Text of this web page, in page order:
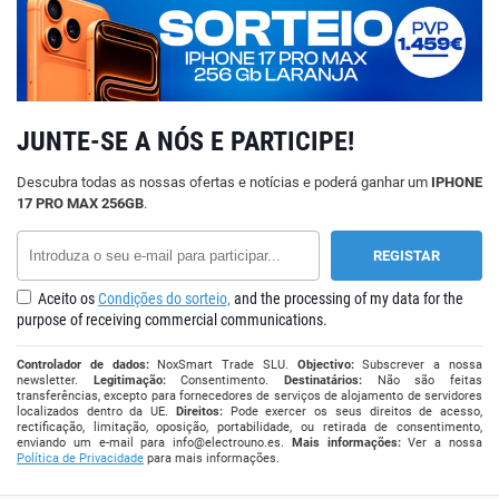
JUNTE-SE A NÓS E PARTICIPE!
Descubra todas as nossas ofertas e notícias e poderá ganhar um IPHONE
17 PRO MAX 256GB.
Aceito osCondições do sorteio, and the processing of my data for the
purpose of receiving commercial communications.
Controlador de dados:NoxSmart Trade SLU. Objectivo:Subscrever a nossa
newsletter. Legitimação:Consentimento.Destinatários: Não são feitas
transferências, excepto para fornecedores de serviços de alojamento de servidores
localizados dentro da UE. Direitos:Pode exercer os seus direitos de acesso,
rectificação, limitação, oposição, portabilidade, ou retirada de consentimento,
enviando um e-mail parainfo@electrouno.es. Mais informações:Ver a nossa
Política de Privacidade para mais informações.